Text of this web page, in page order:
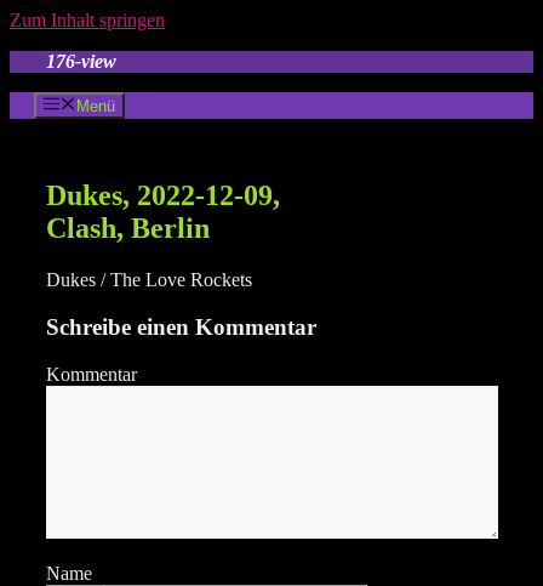
Zum Inhalt springen
176-view
Menü
Dukes, 2022-12-09,
Clash, Berlin
Dukes / The Love Rockets
Schreibe einen Kommentar
Kommentar
Name